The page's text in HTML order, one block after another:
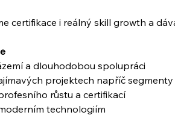
certifikace i reálný skill growth a
a dlouhodobou spolupráci
projektech napříč segmenty
růstu a certifikací
technologiím